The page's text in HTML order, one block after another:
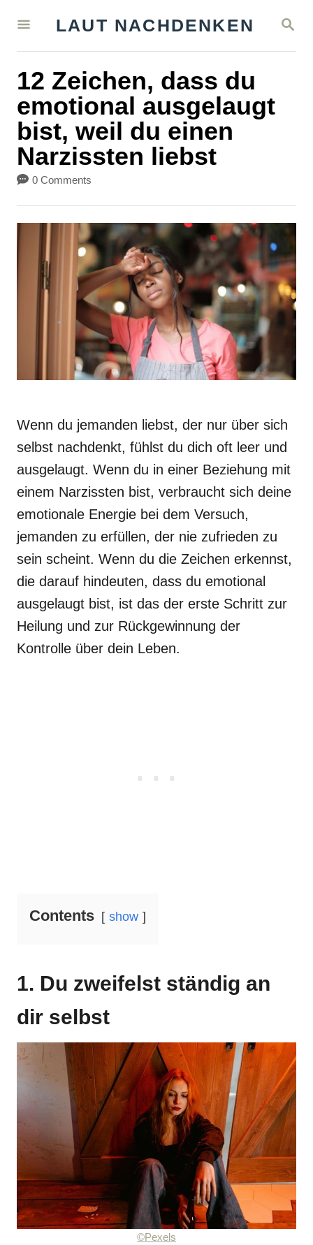
S
A
LAUT NACHDENKEN
12 Zeichen, dass du
emotional ausgelaugt
bist, weil du einen
Narzissten liebst
0 Comments
Wenn du jemanden liebst, der nur über sich
selbst nachdenkt, fühlst du dich oft leer und
ausgelaugt. Wenn du in einer Beziehung mit
einem Narzissten bist, verbraucht sich deine
emotionale Energie bei dem Versuch,
jemanden zu erfüllen, der nie zufrieden zu
sein scheint. Wenn du die Zeichen erkennst,
die darauf hindeuten, dass du emotional
ausgelaugt bist, ist das der erste Schritt zur
Heilung und zur Rückgewinnung der
Kontrolle über dein Leben.
Contents show
1. Du zweifelst ständig an
dir selbst
©Pexels